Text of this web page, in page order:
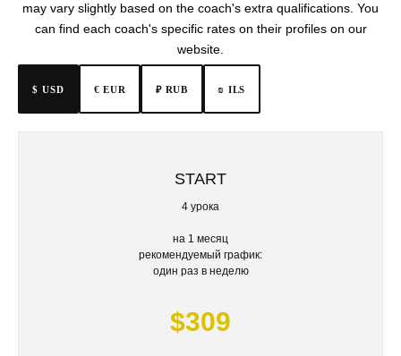
may vary slightly based on the coach's extra qualifications. You
can find each coach's specific rates on their profiles on our
website.
$ USD € EUR ₽ RUB ₪ ILS
START
4 урока
на 1 месяц
рекомендуемый график:
один раз в неделю
$309